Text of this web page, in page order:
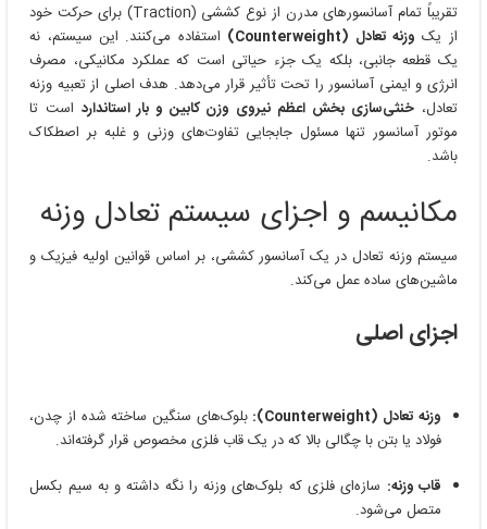
تقریباً تمام آسانسورهای مدرن از نوع کششی (Traction) برای حرکت خود
از یک وزنه تعادل (Counterweight)
استفاده می‌کنند. این سیستم، نه
یک قطعه جانبی، بلکه یک جزء حیاتی است که عملکرد مکانیکی، مصرف
انرژی و ایمنی آسانسور را تحت تأثیر قرار می‌دهد. هدف اصلی از تعبیه وزنه
تعادل،خنثی‌سازی بخش اعظم نیروی وزن کابین و بار استاندارد است تا
موتور آسانسور تنها مسئول جابجایی تفاوت‌های وزنی و غلبه بر اصطکاک
باشد.
مکانیسم و اجزای سیستم تعادل وزنه
سیستم وزنه تعادل در یک آسانسور کششی، بر اساس قوانین اولیه فیزیک و
ماشین‌های ساده عمل می‌کند.
اجزای اصلی
وزنه تعادل (Counterweight):
بلوک‌های سنگین ساخته شده از چدن،
فولاد یا بتن با چگالی بالا که در یک قاب فلزی مخصوص قرار گرفته‌اند.
قاب وزنه: سازه‌ای فلزی که بلوک‌های وزنه را نگه داشته و به سیم بکسل
متصل می‌شود.